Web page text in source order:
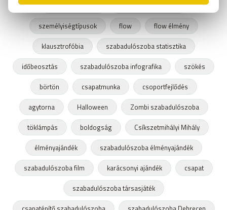
virtuális valóság
VR szabadulószoba
személyiségtípusok
flow
flow élmény
klausztrofóbia
szabadulószoba statisztika
időbeosztás
szabadulószoba infografika
szökés
börtön
csapatmunka
csoportfejlődés
agytorna
Halloween
Zombi szabadulószoba
töklámpás
boldogság
Csíkszetmihályi Mihály
élményajándék
szabadulószoba élményajándék
szabadulószoba film
karácsonyi ajándék
csapat
szabadulószoba társasjáték